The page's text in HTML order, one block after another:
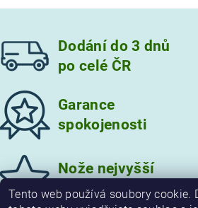
Vložením hodnocení souhlasíte s
Dodání do 3 dnů
po celé ČR
Garance
spokojenosti
Nože nejvyšší
kvality
Tento web používá soubory cookie.